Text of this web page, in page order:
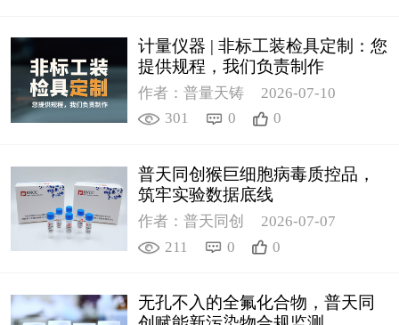
计量仪器 | 非标工装检具定制：您
提供规程，我们负责制作
作者：普量天铸
2026-07-10
301
0 0
普天同创猴巨细胞病毒质控品，
筑牢实验数据底线
作者：普天同创
2026-07-07
211
0 0
无孔不入的全氟化合物，普天同